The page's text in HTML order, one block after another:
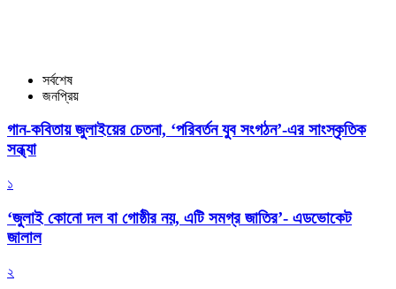
সর্বশেষ
জনপ্রিয়
গান-কবিতায় জুলাইয়ের চেতনা, ‘পরিবর্তন যুব সংগঠন’-এর সাংস্কৃতিক
সন্ধ্যা
১
‘জুলাই কোনো দল বা গোষ্ঠীর নয়, এটি সমগ্র জাতির’- এডভোকেট
জালাল
২